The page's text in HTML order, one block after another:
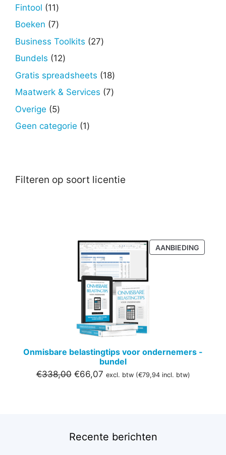
Fintool 1111
producten
Boeken 77
producten
Business Toolkits 2727
Bundels 1212
producten
Gratis spreadsheets 1818
producten
Maatwerk & Services 77
Overige 55
producten
Geen categorie 11
Filteren op soort licentie
AANBIEDING
IN
Onmisbare belastingtips voor ondernemers -
bundel
€338,00 Oorspronkelijke
€66,07Huidige
excl. btw (€79,94incl. btw)
Recente berichten